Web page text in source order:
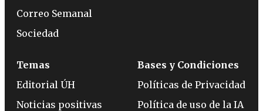
Correo Semanal
Sociedad
Temas
Editorial ÚH
Noticias positivas
Bases y Condiciones
Políticas de Privacidad
Política de uso de la IA